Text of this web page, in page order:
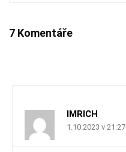
7 Komentáře
IMRICH
1.10.2023 v 21:27